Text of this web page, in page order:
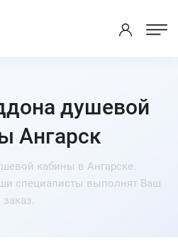
душевой
Ангарск
кабины в Ангарске.
специалисты выполнят Ваш
заказ.